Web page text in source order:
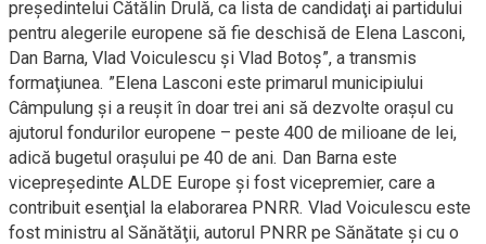
preşedintelui Cătălin Drulă, ca lista de candidaţi ai partidului
pentru alegerile europene să fie deschisă de Elena Lasconi,
Dan Barna, Vlad Voiculescu şi Vlad Botoş”, a transmis
formaţiunea. ”Elena Lasconi este primarul municipiului
Câmpulung şi a reuşit în doar trei ani să dezvolte oraşul cu
ajutorul fondurilor europene – peste 400 de milioane de lei,
adică bugetul oraşului pe 40 de ani. Dan Barna este
vicepreşedinte ALDE Europe şi fost vicepremier, care a
contribuit esenţial la elaborarea PNRR. Vlad Voiculescu este
fost ministru al Sănătăţii, autorul PNRR pe Sănătate şi cu o